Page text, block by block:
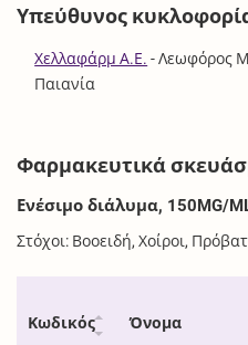
Υπεύθυνος
Χελλαφάρμ Α.Ε. -Λεωφόρος
Παιανία
Φαρμακευτικά
Ενέσιμο διάλυμα, 150MG/
Στόχοι: Βοοειδή, Χοίροι,
Κωδικός Όνομα